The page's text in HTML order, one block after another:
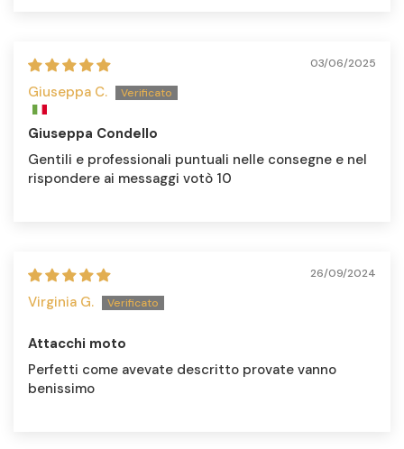
03/06/2025
Giuseppa C.
Giuseppa Condello
Gentili e professionali puntuali nelle consegne e nel
rispondere ai messaggi votò 10
26/09/2024
Virginia G.
Attacchi moto
Perfetti come avevate descritto provate vanno
benissimo